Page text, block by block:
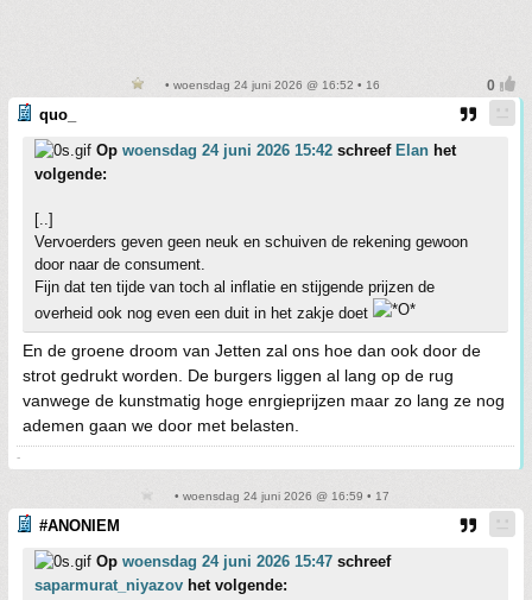
• woensdag 24 juni 2026 @ 16:52 • 16
quo_
Op woensdag 24 juni 2026 15:42 schreef Elan het
volgende:
[..]
Vervoerders geven geen neuk en schuiven de rekening gewoon
door naar de consument.
Fijn dat ten tijde van toch al inflatie en stijgende prijzen de
overheid ook nog even een duit in het zakje doet
En de groene droom van Jetten zal ons hoe dan ook door de
strot gedrukt worden. De burgers liggen al lang op de rug
vanwege de kunstmatig hoge enrgieprijzen maar zo lang ze nog
ademen gaan we door met belasten.
-
• woensdag 24 juni 2026 @ 16:59 • 17
#ANONIEM
Op woensdag 24 juni 2026 15:47 schreef
saparmurat_niyazov het volgende: